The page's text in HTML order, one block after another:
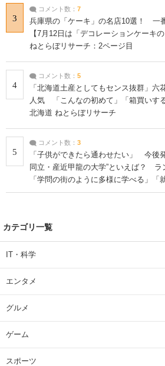
3
コメント数： 7
兵庫県の「ケーキ」の名店10選！ 一
【7月12日は「デコレーションケーキ
ねとらぼリサーチ：2ページ目
4
コメント数： 5
「北海道土産としてもセンス抜群」六
人気 「こんなの初めて」「箱買いす
北海道 ねとらぼリサーチ
5
コメント数： 3
「子供ができたら通わせたい」 今後
同立・産近甲龍の大学”といえば？ ラ
「学問の街のように多様に学べる」「
| 大学 ねとらぼリサーチ
カテゴリ一覧
IT・科学
エンタメ
グルメ
ゲーム
スポーツ